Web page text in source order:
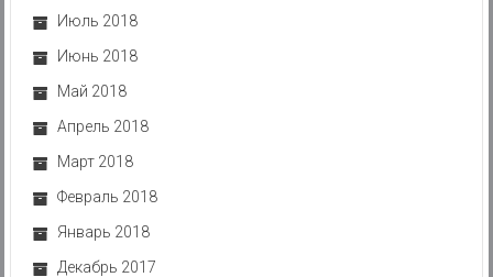
Июль 2018
Июнь 2018
Май 2018
Апрель 2018
Март 2018
Февраль 2018
Январь 2018
Декабрь 2017